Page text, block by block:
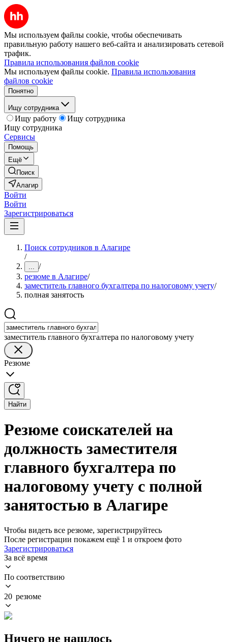
Мы используем файлы cookie, чтобы обеспечивать
правильную работу нашего веб-сайта и анализировать сетевой
трафик.
Правила использования файлов cookie
Мы используем файлы cookie. Правила использования
файлов cookie
Понятно
Ищу сотрудника
Ищу работу
Ищу сотрудника
Ищу сотрудника
Сервисы
Помощь
Ещё
Поиск
Алагир
Войти
Войти
Зарегистрироваться
Поиск сотрудников в Алагире
/
... /
резюме в Алагире/
заместитель главного бухгалтера по налоговому учету/
полная занятость
заместитель главного бухгалтера по налоговому учету
Резюме
Найти
Резюме соискателей на
должность заместителя
главного бухгалтера по
налоговому учету с полной
занятостью в Алагире
Чтобы видеть все резюме, зарегистрируйтесь
После регистрации покажем ещё 1 и откроем фото
Зарегистрироваться
За всё время
По соответствию
20 резюме
Ничего не нашлось